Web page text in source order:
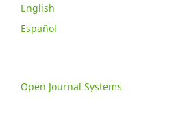
English
Español
Open Journal Systems